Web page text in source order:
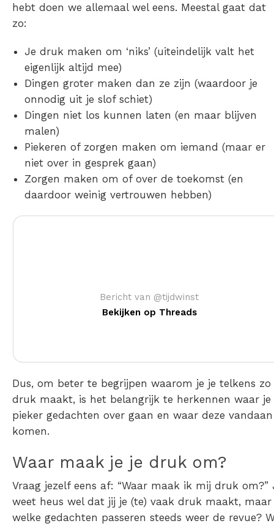
hebt doen we allemaal wel eens. Meestal gaat dat
zo:
Je druk maken om ‘niks’ (uiteindelijk valt het
eigenlijk altijd mee)
Dingen groter maken dan ze zijn (waardoor je
onnodig uit je slof schiet)
Dingen niet los kunnen laten (en maar blijven
malen)
Piekeren of zorgen maken om iemand (maar er
niet over in gesprek gaan)
Zorgen maken om of over de toekomst (en
daardoor weinig vertrouwen hebben)
Bericht van @tijdwinst
Bekijken op Threads
Dus, om beter te begrijpen waarom je je telkens zo
druk maakt, is het belangrijk te herkennen waar je
pieker gedachten over gaan en waar deze vandaan
komen.
Waar maak je je druk om?
Vraag jezelf eens af: “Waar maak ik mij druk om?”
weet heus wel dat jij je (te) vaak druk maakt, maar
welke gedachten passeren steeds weer de revue?